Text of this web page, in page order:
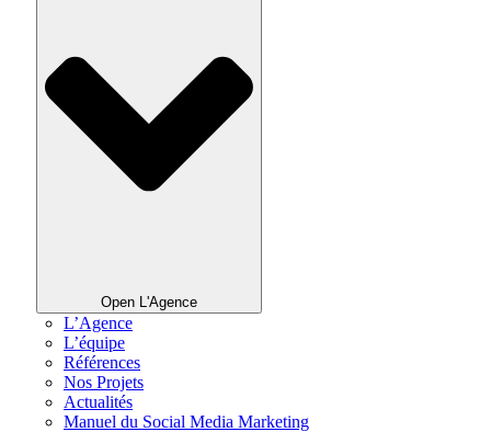
Open L'Agence
L’Agence
L’équipe
Références
Nos Projets
Actualités
Manuel du Social Media Marketing